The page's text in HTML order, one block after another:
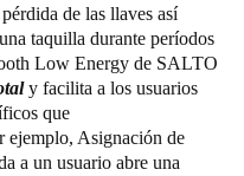
de las llaves así
taquilla durante períodos
Low Energy de SALTO
y facilita a los usuarios
que
ejemplo, Asignación de
a un usuario abre una